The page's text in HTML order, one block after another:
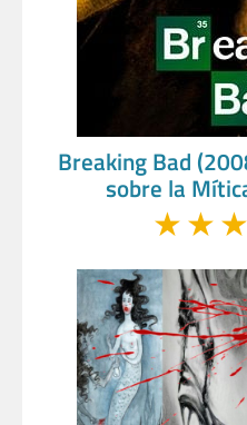
Breaking Bad
sobre la
★★★